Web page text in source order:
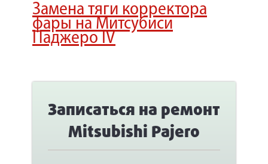
Замена тяги корректора
фары на Митсубиси
Паджеро IV
Записаться на ремонт
Mitsubishi Pajero